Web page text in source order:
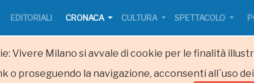
Vivere Milano si avvale di cookie per le finalità
o proseguendo la navigazione, acconsenti all´uso
EDITORIALI CRONACA CULTURA SPETTACOLO